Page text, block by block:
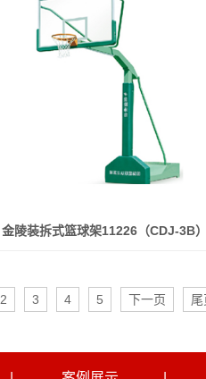
金陵装拆式篮球架11226（CDJ-3B）
2 3 4 5 下一页 尾